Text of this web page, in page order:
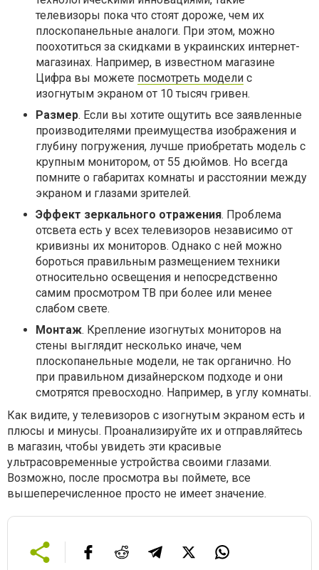
телевизоры пока что стоят дороже, чем их
плоскопанельные аналоги. При этом, можно
поохотиться за скидками в украинских интернет-
магазинах. Например, в известном магазине
Цифра вы можете посмотреть модели с
изогнутым экраном от 10 тысяч гривен.
Размер. Если вы хотите ощутить все заявленные
производителями преимущества изображения и
глубину погружения, лучше приобретать модель с
крупным монитором, от 55 дюймов. Но всегда
помните о габаритах комнаты и расстоянии между
экраном и глазами зрителей.
Эффект зеркального отражения. Проблема
отсвета есть у всех телевизоров независимо от
кривизны их мониторов. Однако с ней можно
бороться правильным размещением техники
относительно освещения и непосредственно
самим просмотром ТВ при более или менее
слабом свете.
Монтаж. Крепление изогнутых мониторов на
стены выглядит несколько иначе, чем
плоскопанельные модели, не так органично. Но
при правильном дизайнерском подходе и они
смотрятся превосходно. Например, в углу комнаты.
Как видите, у телевизоров с изогнутым экраном есть и
плюсы и минусы. Проанализируйте их и отправляйтесь
в магазин, чтобы увидеть эти красивые
ультрасовременные устройства своими глазами.
Возможно, после просмотра вы поймете, все
вышеперечисленное просто не имеет значение.